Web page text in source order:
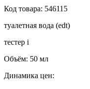
Код товара: 546115
туалетная вода (edt)
тестер i
Объём: 50 мл
Динамика цен: